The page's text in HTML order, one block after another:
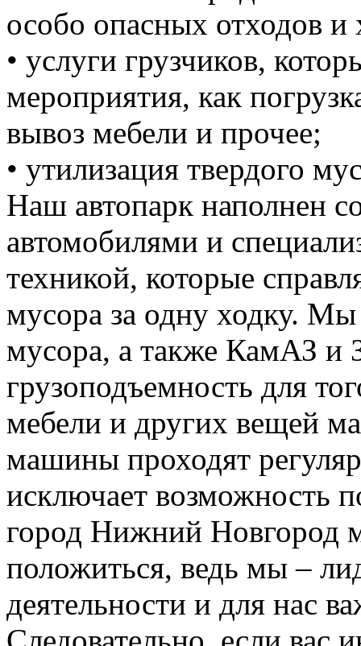
особо опасных отходов и
• услуги грузчиков,
мероприятия, как
вывоз мебели и прочее;
• утилизация твердого
Наш автопарк наполнен
автомобилями и
техникой, которые
мусора за одну ходку. Мы
мусора, а также КамАЗ
грузоподъемность для
мебели и других вещей
машины проходят
исключает возможность
город Нижний Новгород
положиться, ведь мы –
деятельности и для нас